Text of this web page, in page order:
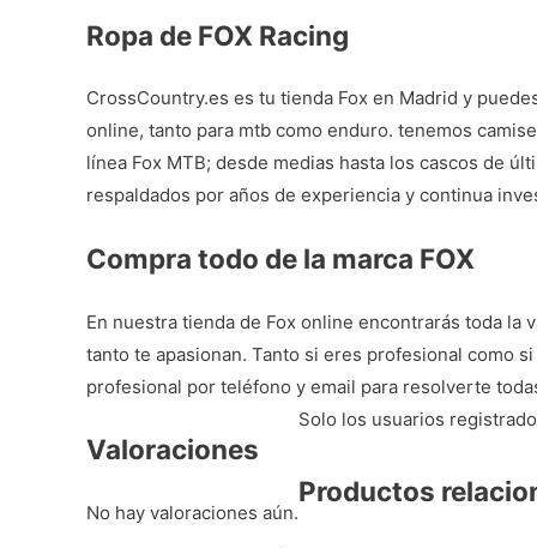
Ropa de FOX Racing
CrossCountry.es es tu tienda Fox en Madrid y
online, tanto para mtb como enduro. tenemos
línea Fox MTB; desde medias hasta los cascos de
respaldados por años de experiencia y continua
Compra todo de la marca FOX
En nuestra tienda de Fox online encontrarás toda la
tanto te apasionan. Tanto si eres profesional como
profesional por teléfono y email para resolverte
Valoraciones
No hay valoraciones aún.
Solo los usuarios
Productos